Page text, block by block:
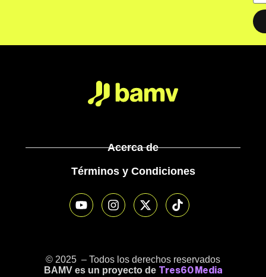
Acerca de
Términos y Condiciones
© 2025 – Todos los derechos reservados
BAMV es un proyecto de Tres60 Media